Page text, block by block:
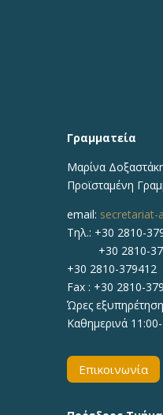
Γραμματεία
Μαρίνα
Προϊσταμένη
email: secretariat-
Τηλ.: +30 2810-
+30 2810-
+30 2810-379412
Fax : +30 2810-
Ώρες
Καθημερινά
Επικοινωνία